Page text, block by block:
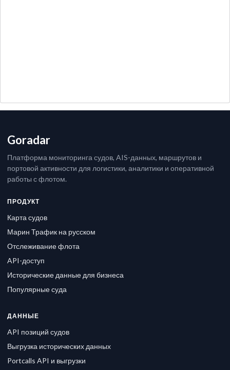
Goradar
Платформа мониторинга судов, AIS-данных, маршрутов и
портовой активности для логистики, аналитики и оперативной
работы с флотом.
ПРОДУКТ
Карта судов
Марин Трафик на русском
Отслеживание флота
API-доступ
Исторические данные для бизнеса
Популярные суда
ДАННЫЕ
API позиций судов
Выгрузка исторических данных
Portcalls API и выгрузки